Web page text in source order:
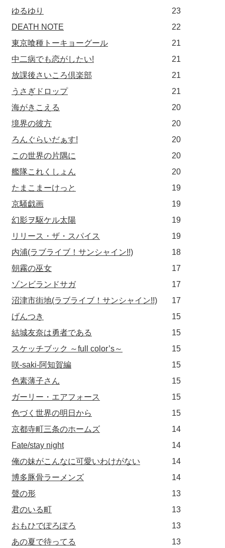
ゆるゆり
23
DEATH NOTE
22
東京喰種トーキョーグール
21
中二病でも恋がしたい!
21
放課後さいころ倶楽部
21
うさぎドロップ
21
海がきこえる
20
境界の彼方
20
ろんぐらいだぁす!
20
この世界の片隅に
20
艦隊これくしょん
20
たまこまーけっと
19
京騒戯画
19
幻影ヲ駆ケル太陽
19
リリース・ザ・スパイス
19
内浦(ラブライブ！サンシャイン!!)
18
朝霧の巫女
17
ゾンビランドサガ
17
沼津市街地(ラブライブ！サンシャイン!!)
17
げんつき
15
結城友奈は勇者である
15
スケッチブック ～full color’s～
15
咲-saki-阿知賀編
15
色素薄子さん
15
ガーリー・エアフォース
15
色づく世界の明日から
15
京都寺町三条のホームズ
14
Fate/stay night
14
俺の妹がこんなに可愛いわけがない
14
博多豚骨ラーメンズ
14
聲の形
13
君のいる町
13
おもひでぽろぽろ
13
あの夏で待ってる
13